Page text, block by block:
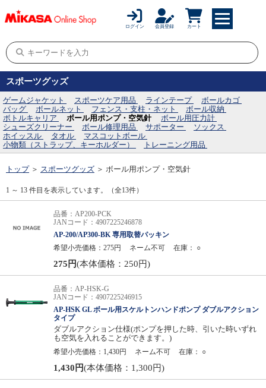
ログイン 会員登録 カート
スポーツグッズ
ゲームジャケット スポーツケア用品 ラインテープ
ボールカゴ
バッグ
ボールネット フェンス・支柱・ネット
ボール収納
ボトルキャリア
ボール用ポンプ・空気針
ボール用圧力計
シューズクリーナー
ボール修理用品 サポーター
ソックス
ホイッスル
タオル
マスコットボール
小物類（ストラップ、キーホルダー）
トレーニング用品
トップ ＞ スポーツグッズ ＞ ボール用ポンプ・空気針
1 ～ 13 件目を表示しています。（全13件）
品番：AP200-PCK
JANコード：4907225246878
AP-200/AP300-BK 専用取替パッキン
希望小売価格：275円
ネーム不可 在庫： ○
275円(本体価格：250円)
品番：AP-HSK-G
JANコード：4907225246915
AP-HSK GL ボール用スケルトンハンドポンプ ダブルアクション
タイプ
ダブルアクション仕様(ポンプを押した時、引いた時いずれ
も空気を入れることができます。)
希望小売価格：1,430円
ネーム不可 在庫： ○
1,430円(本体価格：1,300円)